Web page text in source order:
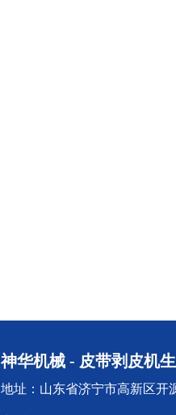
神华机械 - 皮带剥皮机
地址：山东省济宁市高新区开